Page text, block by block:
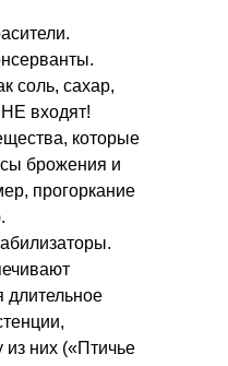
соль, сахар,
НЕ входят!
которые
брожения и
прогоркание
длительное
них («Птичье